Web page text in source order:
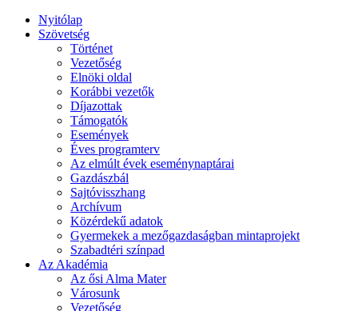
Nyitólap
Szövetség
Történet
Vezetőség
Elnöki oldal
Korábbi vezetők
Díjazottak
Támogatók
Események
Éves programterv
Az elmúlt évek eseménynaptárai
Gazdászbál
Sajtóvisszhang
Archívum
Közérdekű adatok
Gyermekek a mezőgazdaságban mintaprojekt
Szabadtéri színpad
Az Akadémia
Az ősi Alma Mater
Városunk
Vezetőség